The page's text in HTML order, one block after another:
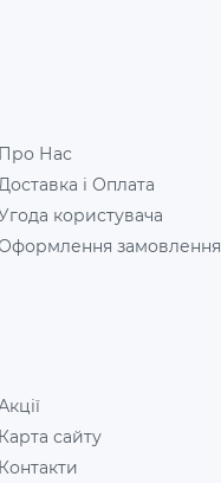
Про Нас
і Оплата
користувача
замовлення
Карта сайту
Контакти